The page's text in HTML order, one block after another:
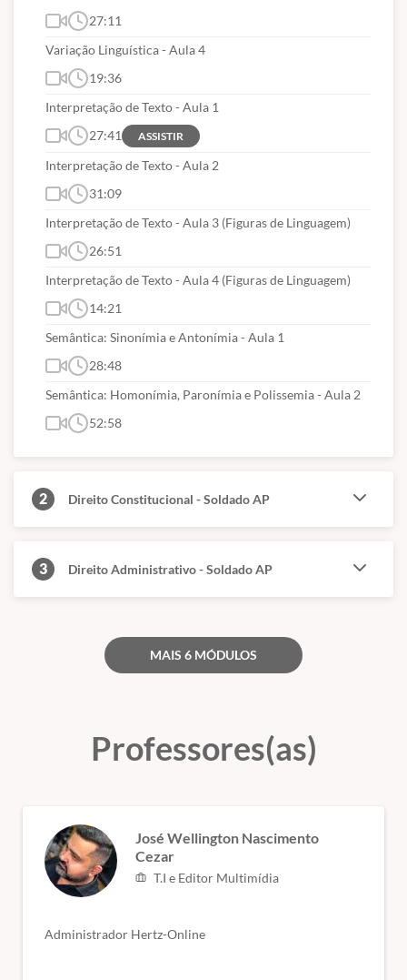
27:11
Variação Linguística - Aula 4
19:36
Interpretação de Texto - Aula 1
27:41
ASSISTIR
Interpretação de Texto - Aula 2
31:09
Interpretação de Texto - Aula 3 (Figuras de Linguagem)
26:51
Interpretação de Texto - Aula 4 (Figuras de Linguagem)
14:21
Semântica: Sinonímia e Antonímia - Aula 1
28:48
Semântica: Homonímia, Paronímia e Polissemia - Aula 2
52:58
2 Direito Constitucional - Soldado AP
3 Direito Administrativo - Soldado AP
MAIS 6 MÓDULOS
Professores(as)
José Wellington Nascimento
Cezar
T.I e Editor Multimídia
Administrador Hertz-Online